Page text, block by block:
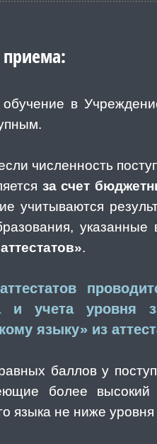
в
численность
за счет
учитываются
.
и учета
языку» из
баллов у
более высокий
языка не ниже уровня